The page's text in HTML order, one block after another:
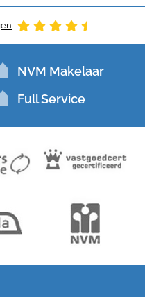
NVM Makelaar
Full Service